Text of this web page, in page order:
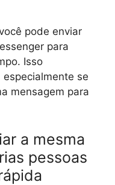
pode enviar
para
Isso
se
mensagem para
a mesma
pessoas